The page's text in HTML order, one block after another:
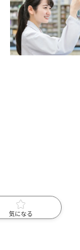
気になる